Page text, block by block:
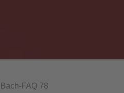
Bach-FAQ 78